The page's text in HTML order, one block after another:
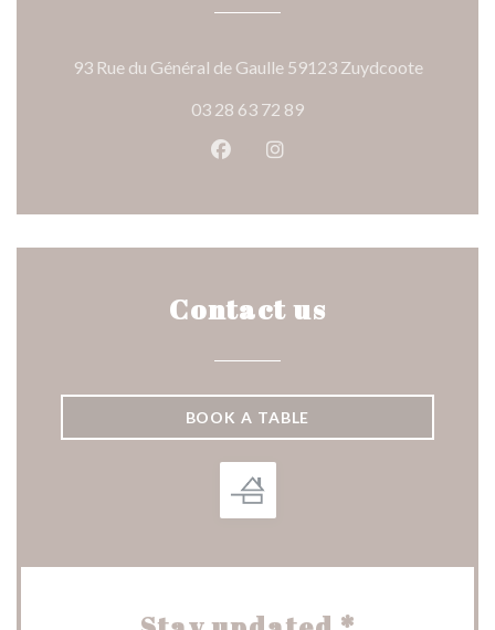
93 Rue du Général de Gaulle 59123 Zuydcoote((opens
03 28 63 72 89
Facebook ((opens in a new
Instagram ((opens in a
Contact us
BOOK A TABLE